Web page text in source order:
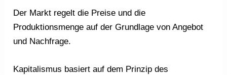
Der Markt regelt die Preise und die
Produktionsmenge auf der Grundlage von Angebot
und Nachfrage.
Kapitalismus basiert auf dem Prinzip des